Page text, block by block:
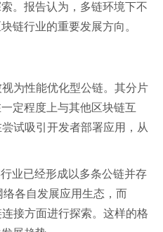
。报告认为，多链环境下不
链行业的重要发展方向。
为性能优化型公链。其分片
定程度上与其他区块链互
试吸引开发者部署应用，从
业已经形成以多条公链并存
各自发展应用生态，而
接方面进行探索。这样的格